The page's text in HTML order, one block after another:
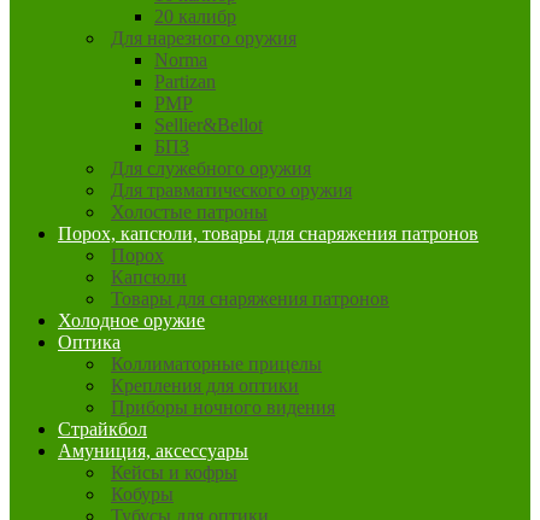
20 калибр
Для нарезного оружия
Norma
Partizan
PMP
Sellier&Bellot
БПЗ
Для служебного оружия
Для травматического оружия
Холостые патроны
Порох, капсюли, товары для снаряжения патронов
Порох
Капсюли
Товары для снаряжения патронов
Холодное оружие
Оптика
Коллиматорные прицелы
Крепления для оптики
Приборы ночного видения
Страйкбол
Амуниция, аксессуары
Кейсы и кофры
Кобуры
Тубусы для оптики